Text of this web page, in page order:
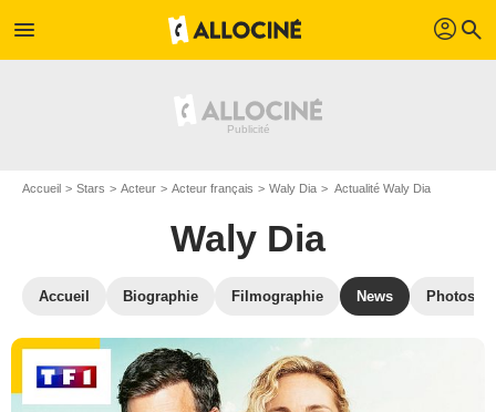
menu profil search
Accueil Stars Acteur Acteur français Waly Dia Actualité Waly Dia
Waly Dia
Accueil Biographie Filmographie News Photos